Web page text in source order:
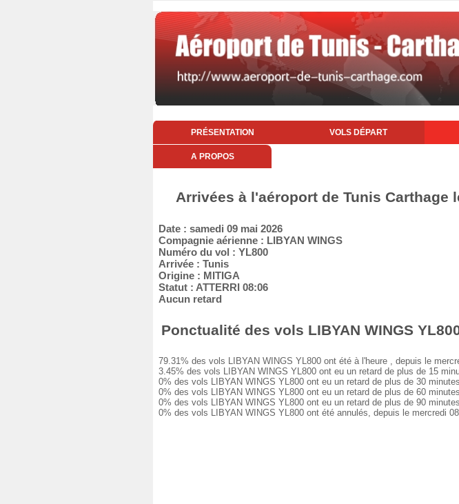
PRÉSENTATION VOLS DÉPART
A PROPOS
Arrivées à l'aéroport de Tunis Carthage
Date : samedi 09 mai 2026
Compagnie aérienne : LIBYAN WINGS
Numéro du vol : YL800
Arrivée : Tunis
Origine : MITIGA
Statut : ATTERRI 08:06
Aucun retard
Ponctualité des vols LIBYAN WINGS
79.31% des vols LIBYAN WINGS YL800 ont été à l'heure , depuis le
3.45% des vols LIBYAN WINGS YL800 ont eu un retard de plus de 15
0% des vols LIBYAN WINGS YL800 ont eu un retard de plus de 30
0% des vols LIBYAN WINGS YL800 ont eu un retard de plus de 60
0% des vols LIBYAN WINGS YL800 ont eu un retard de plus de 90
0% des vols LIBYAN WINGS YL800 ont été annulés, depuis le mercredi